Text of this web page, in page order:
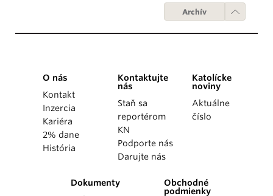
Archív
O nás
Kontakt
Inzercia
Kariéra
2% dane
História
Kontaktujte
nás
Staň sa
reportérom
KN
Podporte nás
Darujte nás
Katolícke
noviny
Aktuálne
číslo
Dokumenty
Obchodné
podmienky